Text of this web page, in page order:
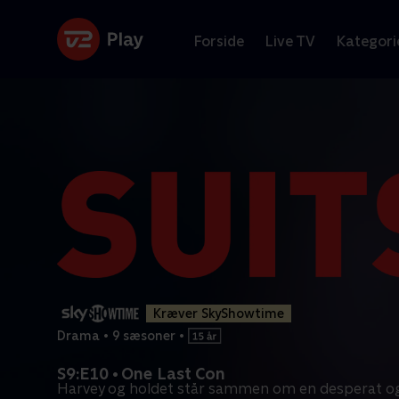
Forside Live TV
Kræver SkyShowtime
Drama • 9 sæsoner •
S9:E10 • One Last Con
Harvey og holdet står sammen om en desperat